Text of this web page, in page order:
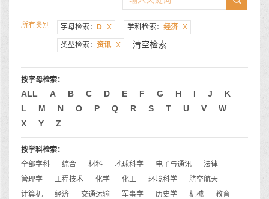
所有类别 字母检索： D X 学科检索： 经济 X
类型检索： 资讯 X 清空检索
按字母检索：
ALL A B C D E F G H I J
K
L
M N O P Q R S T U V
W
X
Y Z
按学科检索：
全部学科
综合 材料 地球科学 电子与通讯
法律
管理学
工程技术 化学 化工 环境科学
航空航天
计算机
经济 交通运输 军事学 历史学 机械
教育